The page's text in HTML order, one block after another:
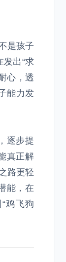
是孩子
发出“求
心，透
能力发
逐步提
真正解
路更轻
能，在
鸡飞狗